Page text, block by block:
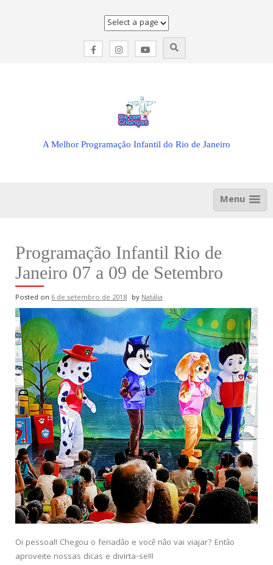
A Melhor Programação Infantil do Rio de Janeiro
Menu
Programação Infantil Rio de
Janeiro 07 a 09 de Setembro
Posted on 6 de setembro de 2018 byNatália
Oi pessoal! Chegou o feriadão e você não vai viajar? Então
aproveite nossas dicas e divirta-se!!!